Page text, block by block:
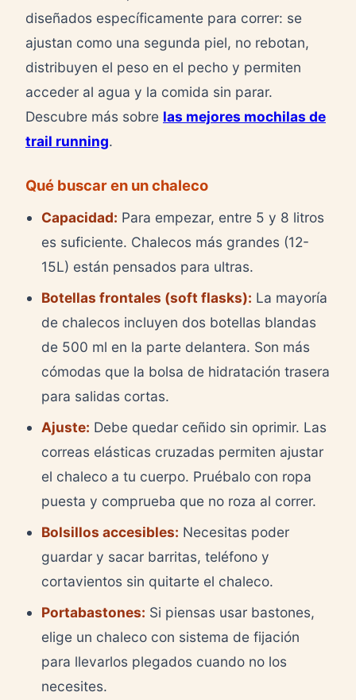
diseñados específicamente para correr: se
ajustan como una segunda piel, no rebotan,
distribuyen el peso en el pecho y permiten
acceder al agua y la comida sin parar.
Descubre más sobre las mejores mochilas de
trail running.
Qué buscar en un chaleco
Capacidad: Para empezar, entre 5 y 8 litros
es suficiente. Chalecos más grandes (12-
15L) están pensados para ultras.
Botellas frontales (soft flasks): La mayoría
de chalecos incluyen dos botellas blandas
de 500 ml en la parte delantera. Son más
cómodas que la bolsa de hidratación trasera
para salidas cortas.
Ajuste: Debe quedar ceñido sin oprimir. Las
correas elásticas cruzadas permiten ajustar
el chaleco a tu cuerpo. Pruébalo con ropa
puesta y comprueba que no roza al correr.
Bolsillos accesibles: Necesitas poder
guardar y sacar barritas, teléfono y
cortavientos sin quitarte el chaleco.
Portabastones: Si piensas usar bastones,
elige un chaleco con sistema de fijación
para llevarlos plegados cuando no los
necesites.